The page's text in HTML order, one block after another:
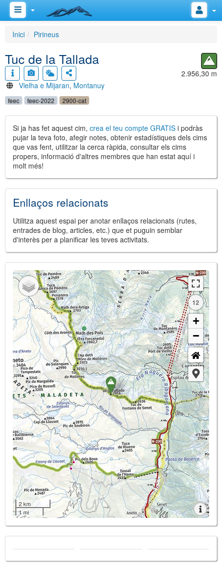
Inici Pirineus
Tuc de la Tallada
Vielha e Mijaran, Montanuy
2.956,30 m
feec feec-2022 2900-cat
Si ja has fet aquest cim, crea el teu compte GRATIS i podràs
pujar la teva foto, afegir notes, obtenir estadístiques dels cims
que vas fent, utilitzar la cerca ràpida, consultar els cims
propers, informació d'altres membres que han estat aquí i
molt més!
Enllaços relacionats
Utilitza aquest espai per anotar enllaços relacionats (rutes,
entrades de blog, articles, etc.) que et puguin semblar
d'interès per a planificar les teves activitats.
12
+
−
2 km
1 mi